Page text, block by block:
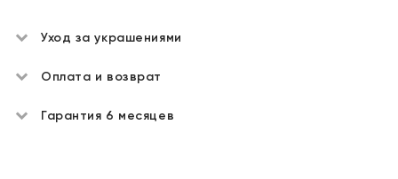
Уход за украшениями
Оплата и возврат
Гарантия 6 месяцев